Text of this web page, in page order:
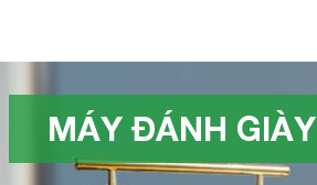
MÁY ĐÁNH GIÀY